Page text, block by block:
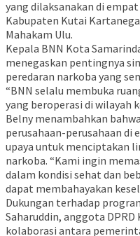
yang dilaksanakan di
Kabupaten Kutai
Mahakam Ulu.
Kepala BNN Kota
menegaskan pentingnya
peredaran narkoba yang
“BNN selalu membuka
yang beroperasi di wilayah
Belny menambahkan
perusahaan-perusahaan di
upaya untuk menciptakan
narkoba. “Kami ingin
dalam kondisi sehat dan
dapat membahayakan
Dukungan terhadap
Saharuddin, anggota
kolaborasi antara